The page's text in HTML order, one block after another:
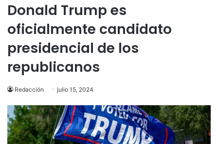
Donald Trump es
oficialmente candidato
presidencial de los
republicanos
Redacción julio 15, 2024